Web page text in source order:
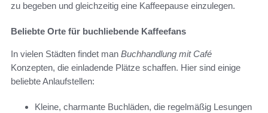
zu begeben und gleichzeitig eine Kaffeepause einzulegen.
Beliebte Orte für buchliebende Kaffeefans
In vielen Städten findet man Buchhandlung mit Café
Konzepten, die einladende Plätze schaffen. Hier sind einige
beliebte Anlaufstellen:
Kleine, charmante Buchläden, die regelmäßig Lesungen